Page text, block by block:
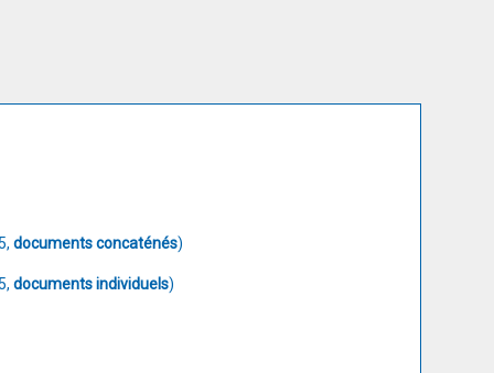
documents concaténés)
documents individuels)